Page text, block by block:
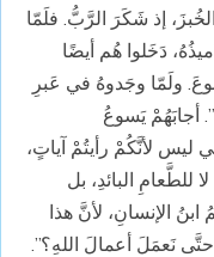
إذ شَكَرَ الرَّبُّ. فلَمّا
دَخَلوا هُم أيضًا
ولَمّا وجَدوهُ في عَبرِ
أجابَهُمْ يَسوعُ
ليس لأنَّكُمْ رأيتُمْ آياتٍ،
للطَّعامِ البائدِ، بل
ابنُ الإنسانِ، لأنَّ هذا
حتَّى نَعمَلَ أعمالَ اللهِ؟”.